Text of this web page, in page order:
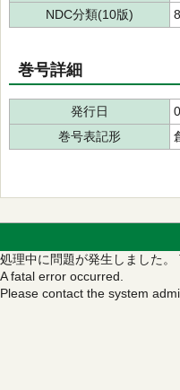
NDC分類(10版)
巻号詳細
発行日
巻号表記形
処理中に問題が発生しました。
A fatal error occurred.
Please contact the system